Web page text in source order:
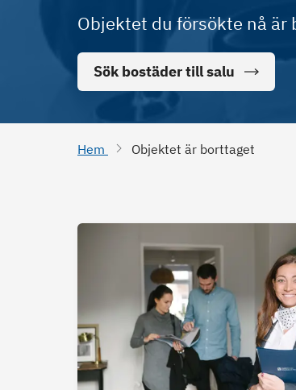
Objektet du försökte nå
Sök bostäder till salu
Hem Objektet är borttaget